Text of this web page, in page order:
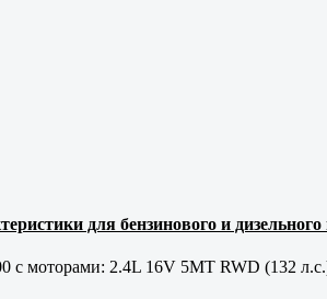
для бензинового и дизельного
с моторами: 2.4L 16V 5MT RWD (132